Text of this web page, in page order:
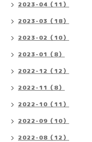
2023-04（11）
2023-03（18）
2023-02（10）
2023-01（8）
2022-12（12）
2022-11（8）
2022-10（11）
2022-09（10）
2022-08（12）